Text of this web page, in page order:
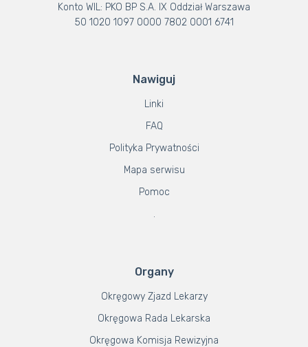
Konto WIL: PKO BP S.A. IX Oddział Warszawa
50 1020 1097 0000 7802 0001 6741
Nawiguj
Linki
FAQ
Polityka Prywatności
Mapa serwisu
Pomoc
.
Organy
Okręgowy Zjazd Lekarzy
Okręgowa Rada Lekarska
Okręgowa Komisja Rewizyjna